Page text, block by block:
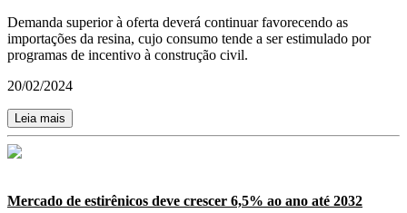
Demanda superior à oferta deverá continuar favorecendo as
importações da resina, cujo consumo tende a ser estimulado por
programas de incentivo à construção civil.
20/02/2024
Leia mais
Mercado de estirênicos deve crescer 6,5% ao ano até 2032